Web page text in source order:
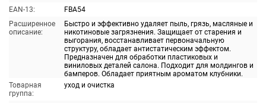
EAN-13:
FBA54
Расширенное
описание:
Быстро и эффективно удаляет пыль, грязь, масляные и
никотиновые загрязнения. Защищает от старения и
выгорания, восстанавливает первоначальную
структуру, обладает антистатическим эффектом.
Предназначен для обработки пластиковых и
виниловых деталей салона. Подходит для молдингов и
бамперов. Обладает приятным ароматом клубники.
Товарная
группа:
уход и очистка